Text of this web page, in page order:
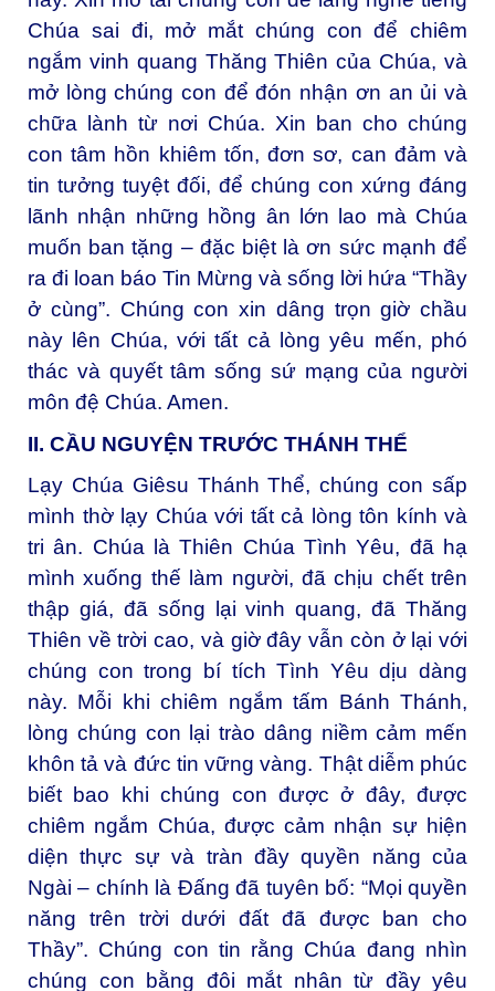
Chúa sai đi, mở mắt chúng con để chiêm
ngắm vinh quang Thăng Thiên của Chúa, và
mở lòng chúng con để đón nhận ơn an ủi và
chữa lành từ nơi Chúa. Xin ban cho chúng
con tâm hồn khiêm tốn, đơn sơ, can đảm và
tin tưởng tuyệt đối, để chúng con xứng đáng
lãnh nhận những hồng ân lớn lao mà Chúa
muốn ban tặng – đặc biệt là ơn sức mạnh để
ra đi loan báo Tin Mừng và sống lời hứa “Thầy
ở cùng”. Chúng con xin dâng trọn giờ chầu
này lên Chúa, với tất cả lòng yêu mến, phó
thác và quyết tâm sống sứ mạng của người
môn đệ Chúa. Amen.
II. CẦU NGUYỆN TRƯỚC THÁNH THỂ
Lạy Chúa Giêsu Thánh Thể, chúng con sấp
mình thờ lạy Chúa với tất cả lòng tôn kính và
tri ân. Chúa là Thiên Chúa Tình Yêu, đã hạ
mình xuống thế làm người, đã chịu chết trên
thập giá, đã sống lại vinh quang, đã Thăng
Thiên về trời cao, và giờ đây vẫn còn ở lại với
chúng con trong bí tích Tình Yêu dịu dàng
này. Mỗi khi chiêm ngắm tấm Bánh Thánh,
lòng chúng con lại trào dâng niềm cảm mến
khôn tả và đức tin vững vàng. Thật diễm phúc
biết bao khi chúng con được ở đây, được
chiêm ngắm Chúa, được cảm nhận sự hiện
diện thực sự và tràn đầy quyền năng của
Ngài – chính là Đấng đã tuyên bố: “Mọi quyền
năng trên trời dưới đất đã được ban cho
Thầy”. Chúng con tin rằng Chúa đang nhìn
chúng con bằng đôi mắt nhân từ đầy yêu